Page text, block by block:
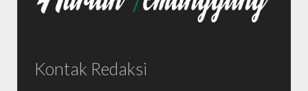
Kontak Redaksi